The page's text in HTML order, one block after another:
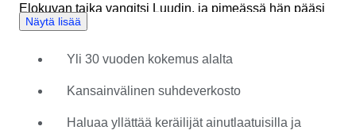
Elokuvan taika vangitsi Luudin, ja pimeässä hän pääsi
seikkailemaan erilaisissa maailmoissa. Hänen
sammumaan. Luud muutti harrastuksensa uraksi, jonka
jälkeen hän on työskennellyt erilaisissa elokuva- ja
vuosien aikana hänen intohimonsa elokuvia kohtaan on
Näytä lisää
Yli 30 vuoden kokemus alalta
Kansainvälinen suhdeverkosto
Haluaa yllättää keräilijät ainutlaatuisilla ja